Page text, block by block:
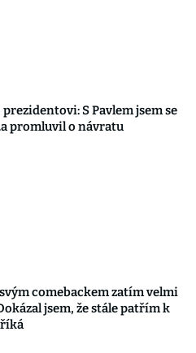
S Pavlem jsem se
promluvil o návratu
svým comebackem zatím velmi
jsem, že stále patřím k